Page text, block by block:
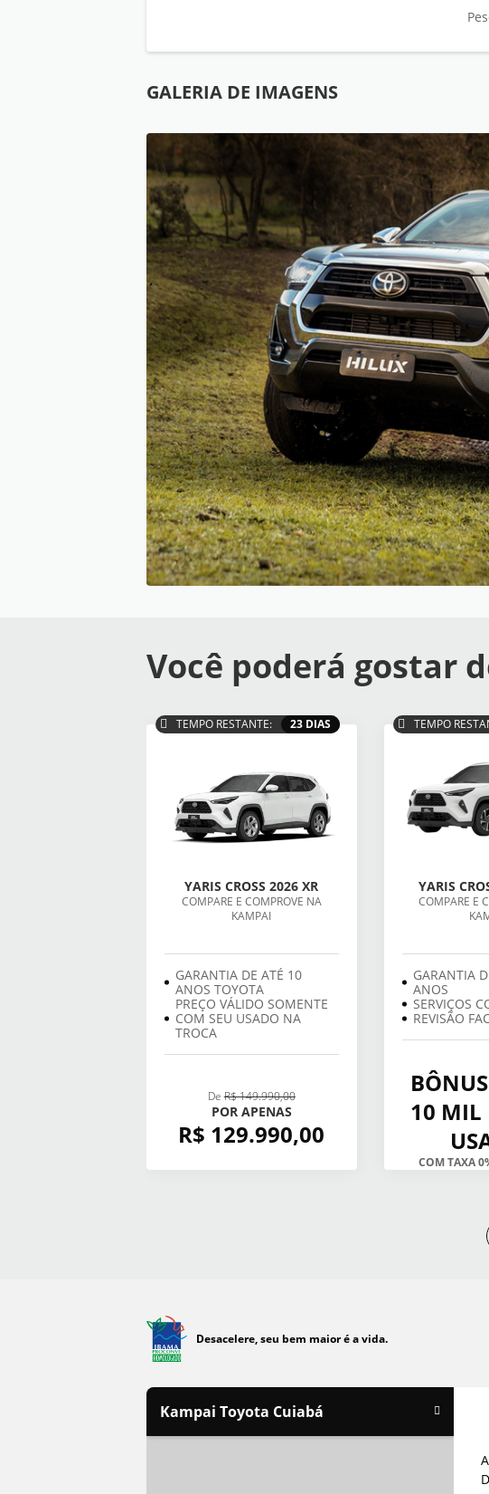
GALERIA DE IMAGENS
Você poderá gostar
TEMPO RESTANTE: 23 DIAS
YARIS CROSS 2026 XR
COMPARE E COMPROVE NA
KAMPAI
GARANTIA DE ATÉ 10
ANOS TOYOTA
PREÇO VÁLIDO SOMENTE
COM SEU USADO NA
TROCA
DeR$ 149.990,00
POR APENAS
R$ 129.990,00
TEMPO
YARIS
COMPARE E
GARANTIA
ANOS
SERVIÇOS
REVISÃO
10 MIL
COM TAXA
Desacelere, seu bem maior é a vida.
Kampai Toyota Cuiabá